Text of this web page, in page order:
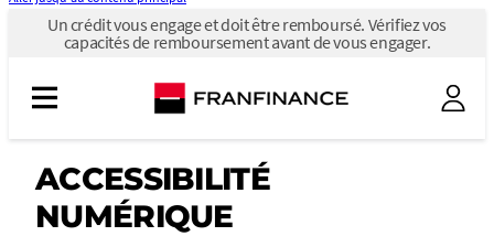
doit
Vérifiez
capacités
Un crédit vous engage et doit être remboursé. Vérifiez vos
capacités de remboursement avant de vous engager.
ACCESSIBILITÉ
NUMÉRIQUE